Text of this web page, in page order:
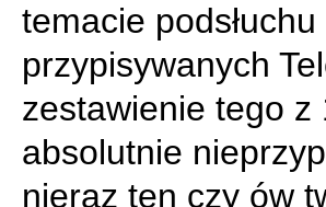
temacie
przypisywanych
zestawienie tego z
absolutnie
nieraz ten czy ów